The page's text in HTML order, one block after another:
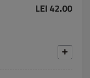
LEI 42.00